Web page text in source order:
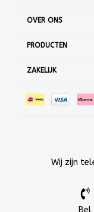
OVER ONS
PRODUCTEN
ZAKELIJK
Wij zijn
Bel